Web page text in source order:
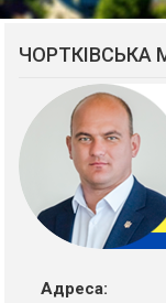
ЧОРТКІВСЬКА
Адреса: